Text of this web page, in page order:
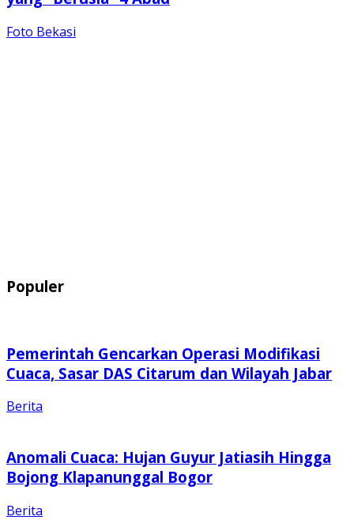
Foto Bekasi
Populer
Pemerintah Gencarkan Operasi Modifikasi
Cuaca, Sasar DAS Citarum dan Wilayah Jabar
Berita
Anomali Cuaca: Hujan Guyur Jatiasih Hingga
Bojong Klapanunggal Bogor
Berita